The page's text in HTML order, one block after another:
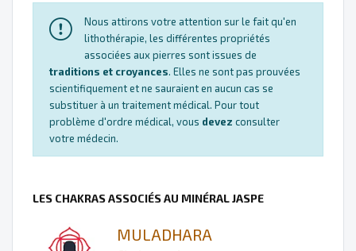
Nous attirons votre attention sur le fait qu'en
lithothérapie, les différentes propriétés
associées aux pierres sont issues de
traditions et croyances. Elles ne sont pas prouvées
scientifiquement et ne sauraient en aucun cas se
substituer à un traitement médical. Pour tout
problème d'ordre médical, vous devez consulter
votre médecin.
LES CHAKRAS ASSOCIÉS AU MINÉRAL JASPE
MULADHARA